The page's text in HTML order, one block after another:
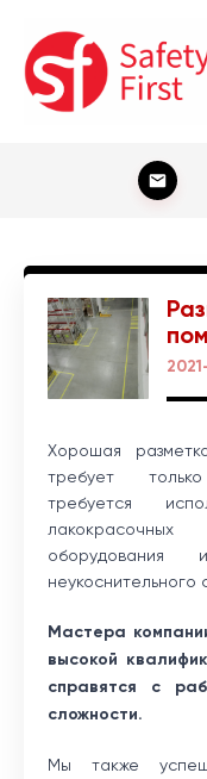
Хорошая
требует
требуется
Мастера
высокой
справятся с
сложности.
Мы также